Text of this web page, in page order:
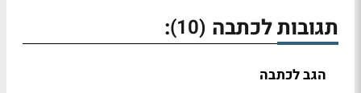
תגובות לכתבה (10)
:
הגב לכתבה